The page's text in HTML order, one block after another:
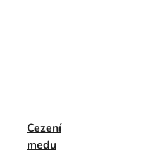
Cezení
medu